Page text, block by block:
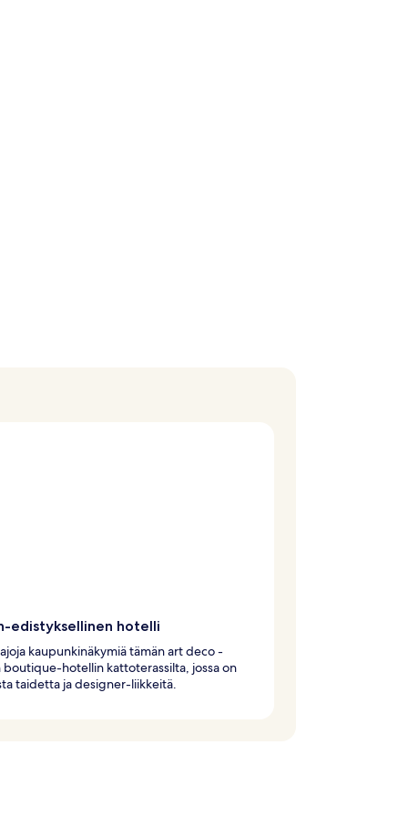
edistyksellinen hotelli
kaupunkinäkymiä tämän art deco -
boutique-hotellin kattoterassilta, jossa on
taidetta ja designer-liikkeitä.